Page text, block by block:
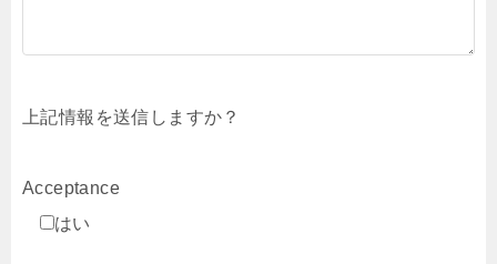
上記情報を送信しますか？
Acceptance
はい